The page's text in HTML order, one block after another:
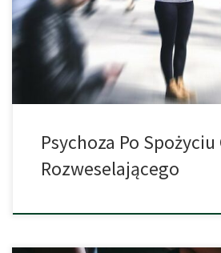
podtlenek azotu na imprezie.
zażywała go dalej przez ponad rok.
balonów wypełnionych gazem
Psychoza Po Spożyciu
Rozweselającego